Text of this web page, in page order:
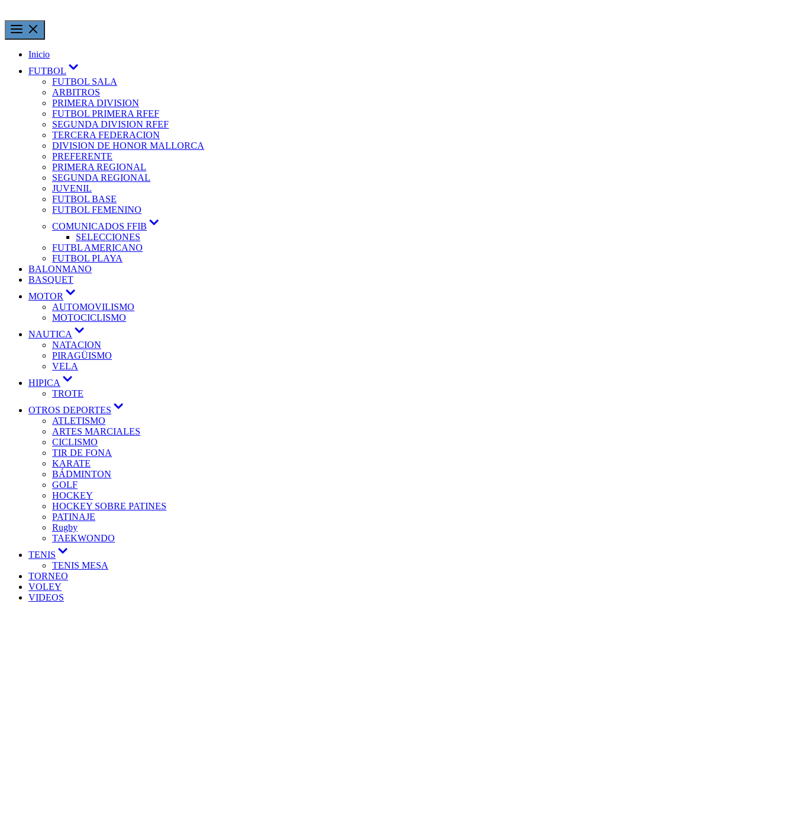
Inicio
FUTBOL
FUTBOL SALA
ARBITROS
PRIMERA DIVISION
FUTBOL PRIMERA RFEF
SEGUNDA DIVISION RFEF
TERCERA FEDERACION
DIVISION DE HONOR MALLORCA
PREFERENTE
PRIMERA REGIONAL
SEGUNDA REGIONAL
JUVENIL
FUTBOL BASE
FUTBOL FEMENINO
COMUNICADOS FFIB
SELECCIONES
FUTBL AMERICANO
FUTBOL PLAYA
BALONMANO
BASQUET
MOTOR
AUTOMOVILISMO
MOTOCICLISMO
NAUTICA
NATACION
PIRAGÜISMO
VELA
HIPICA
TROTE
OTROS DEPORTES
ATLETISMO
ARTES MARCIALES
CICLISMO
TIR DE FONA
KARATE
BÁDMINTON
GOLF
HOCKEY
HOCKEY SOBRE PATINES
PATINAJE
Rugby
TAEKWONDO
TENIS
TENIS MESA
TORNEO
VOLEY
VIDEOS